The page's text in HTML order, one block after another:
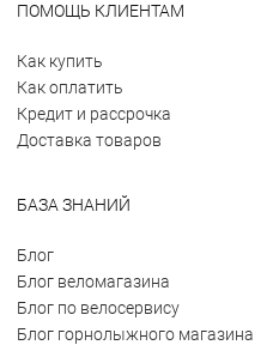
ПОМОЩЬ КЛИЕНТАМ
Как купить
Как оплатить
Кредит и рассрочка
Доставка товаров
БАЗА ЗНАНИЙ
Блог
Блог веломагазина
Блог по велосервису
Блог горнолыжного магазина